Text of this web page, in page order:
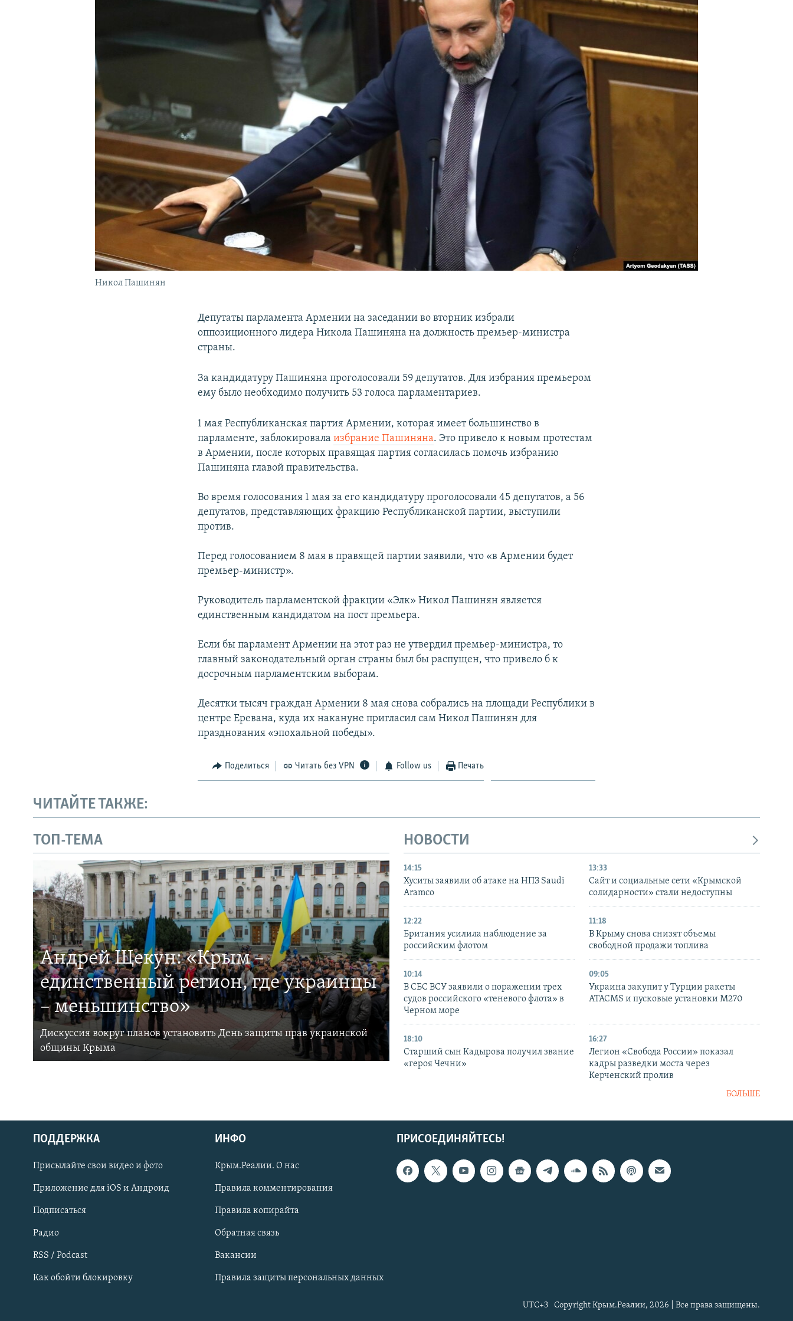
УКРАИНСКАЯ ПРОБЛЕМА КРЫМА
Українською
Qırımtatar
ПРИСОЕДИНЯЙТЕСЬ!
Никол Пашинян
Депутаты парламента Армении на заседании во вторник избрали
оппозиционного лидера Никола Пашиняна на должность премьер-министра
страны.
За кандидатуру Пашиняна проголосовали 59 депутатов. Для избрания премьером
ему было необходимо получить 53 голоса парламентариев.
1 мая Республиканская партия Армении, которая имеет большинство в
парламенте, заблокировалаизбрание Пашиняна. Это привело к новым протестам
в Армении, после которых правящая партия согласилась помочь избранию
Пашиняна главой правительства.
Во время голосования 1 мая за его кандидатуру проголосовали 45 депутатов, а 56
депутатов, представляющих фракцию Республиканской партии, выступили
против.
Перед голосованием 8 мая в правящей партии заявили, что «в Армении будет
премьер-министр».
Руководитель парламентской фракции «Элк» Никол Пашинян является
единственным кандидатом на пост премьера.
Если бы парламент Армении на этот раз не утвердил премьер-министра, то
главный законодательный орган страны был бы распущен, что привело б к
досрочным парламентским выборам.
Десятки тысяч граждан Армении 8 мая снова собрались на площади Республики в
центре Еревана, куда их накануне пригласил сам Никол Пашинян для
празднования «эпохальной победы».
Поделиться Читать без VPN Follow us Печать
ЧИТАЙТЕ ТАКЖЕ:
ТОП-ТЕМА
Андрей Щекун: «Крым –
единственный регион, где украинцы
– меньшинство»
Дискуссия вокруг планов установить День защиты прав украинской
общины Крыма
НОВОСТИ
14:15
Хуситы заявили об атаке на НПЗ Saudi
Aramco
13:33
Сайт и социальные сети «Крымской
солидарности» стали недоступны
12:22
Британия усилила наблюдение за
российским флотом
11:18
В Крыму снова снизят объемы
свободной продажи топлива
10:14
В СБС ВСУ заявили о поражении трех
судов российского «теневого флота» в
Черном море
09:05
Украина закупит у Турции ракеты
ATACMS и пусковые установки M270
18:10
Старший сын Кадырова получил звание
«героя Чечни»
16:27
Легион «Свобода России» показал
кадры разведки моста через
Керченский пролив
БОЛЬШЕ
ПРИСОЕДИНЯЙТЕСЬ!
ПОДДЕРЖКА
Присылайте свои видео и фото
Приложение для iOS и Андроид
Подписаться
Радио
RSS / Podcast
Как обойти блокировку
ИНФО
Крым.Реалии. О нас
Правила комментирования
Правила копирайта
Обратная связь
Вакансии
Правила защиты персональных данных
Copyright Крым.Реалии, 2026 | Все права защищены.
UTC+3